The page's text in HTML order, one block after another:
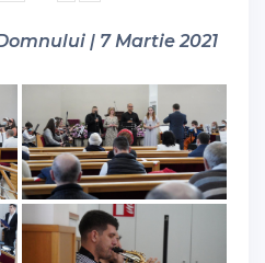
| 7 Martie 2021